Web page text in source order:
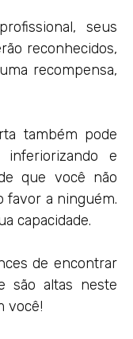
seus
reconhecidos,
recompensa,
também pode
e
que você não
favor a ninguém.
capacidade.
de encontrar
são altas neste
você!